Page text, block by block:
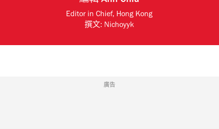
Editor in Chief, Hong Kong
撰文: Nichoyyk
廣告